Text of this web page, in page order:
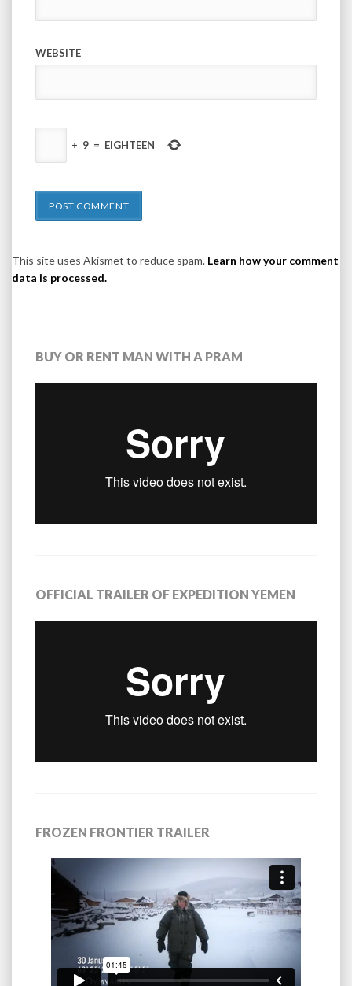
WEBSITE
+ 9 = EIGHTEEN
This site uses Akismet to reduce spam. Learn how your comment
data is processed.
BUY OR RENT MAN WITH A PRAM
OFFICIAL TRAILER OF EXPEDITION YEMEN
FROZEN FRONTIER TRAILER